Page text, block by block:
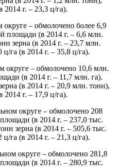
г. – 23,3 ц/га).
– обмолочено более 6,9
площади (в 2014 г. – 6,6 млн.
зерна (в 2014 г. – 23,7 млн.
га (в 2014 г. – 35,8 ц/га).
округе – обмолочено 10,6 млн.
(в 2014 г. – 11,7 млн. га).
(в 2014 г. – 20,9 млн. тонн),
г. – 17,9 ц/га).
округе – обмолочено 208
(в 2014 г. – 237,0 тыс.
зерна (в 2014 г. – 505,6 тыс.
га (в 2014 г. – 21,3 ц/га).
округе – обмолочено 281,8
(в 2014 г. – 280,9 тыс.